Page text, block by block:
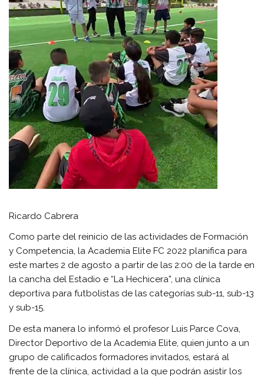
Ricardo Cabrera
Como parte del reinicio de las actividades de Formación
y Competencia, la Academia Elite FC 2022 planifica para
este martes 2 de agosto a partir de las 2:00 de la tarde en
la cancha del Estadio e “La Hechicera”, una clínica
deportiva para futbolistas de las categorías sub-11, sub-13
y sub-15.
De esta manera lo informó el profesor Luis Parce Cova,
Director Deportivo de la Academia Elite, quien junto a un
grupo de calificados formadores invitados, estará al
frente de la clínica, actividad a la que podrán asistir los